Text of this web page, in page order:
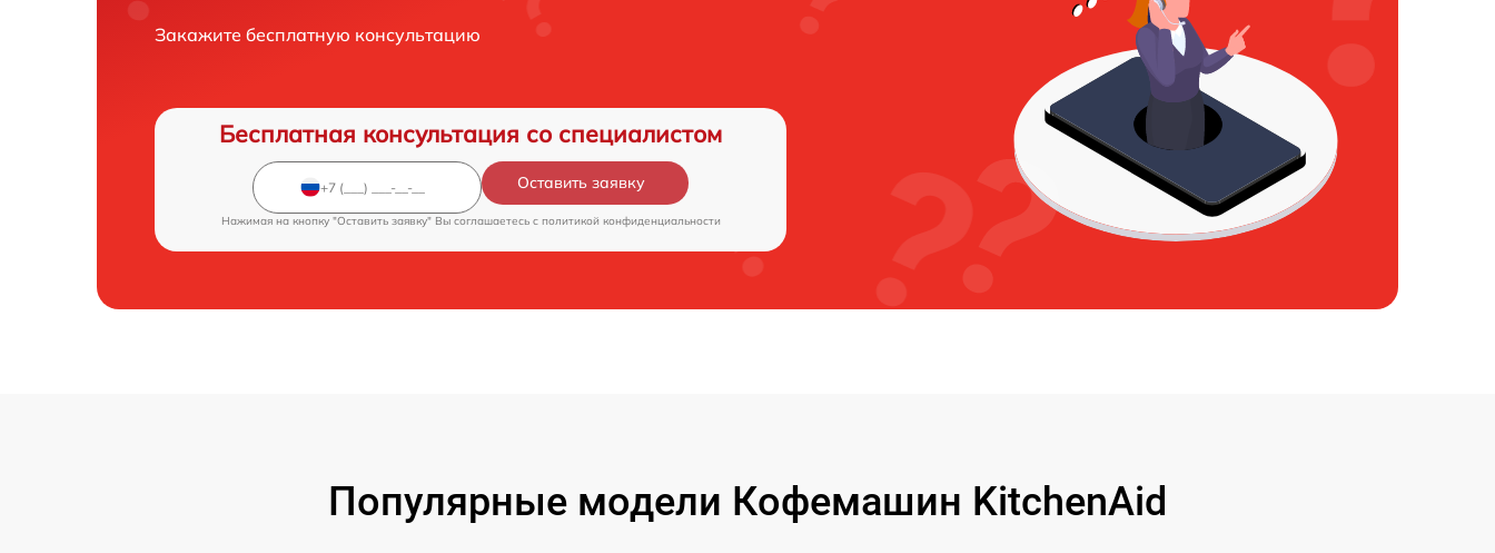
Закажите бесплатную консультацию
Бесплатная консультация со специалистом
Оставить заявку
Нажимая на кнопку "Оставить заявку" Вы соглашаетесь c политикой конфиденциальности
Популярные модели Кофемашин KitchenAid